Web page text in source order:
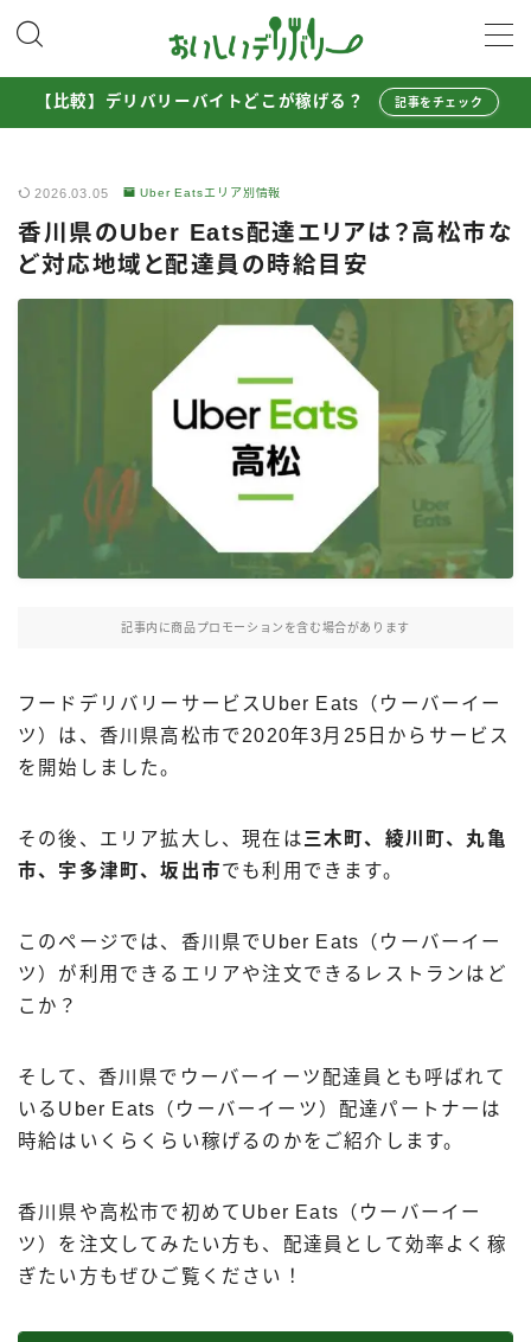
MENU
Uber Eats配達員ガイド
出前館配達員ガイド
ロケットナウ配達員ガイド
配達員272人アンケート調査
収入シミュレーター
配達員の体験談・口コミ
お得に注文する
Uber Eatsの注文ガイド
フードデリバリークーポン比較
Uber Eats加盟店ガイド
Uber Eats出店方法
出前館
menu
【比較】デリバリーバイトどこが稼げる？ 記事をチェック
2026.03.05 Uber Eatsエリア別情報
香川県のUber Eats配達エリアは？高松市な
ど対応地域と配達員の時給目安
記事内に商品プロモーションを含む場合があります
フードデリバリーサービスUber Eats（ウーバーイー
ツ）は、香川県高松市で2020年3月25日からサービス
を開始しました。
その後、エリア拡大し、現在は三木町、綾川町、丸亀
市、宇多津町、坂出市でも利用できます。
このページでは、香川県でUber Eats（ウーバーイー
ツ）が利用できるエリアや注文できるレストランはど
こか？
そして、香川県でウーバーイーツ配達員とも呼ばれて
いるUber Eats（ウーバーイーツ）配達パートナーは
時給はいくらくらい稼げるのかをご紹介します。
香川県や高松市で初めてUber Eats（ウーバーイー
ツ）を注文してみたい方も、配達員として効率よく稼
ぎたい方もぜひご覧ください！